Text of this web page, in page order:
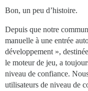
Bon, un peu d’histoire.
Depuis que notre
manuelle à une entrée
développement »,
le moteur de jeu, a
niveau de confiance.
utilisateurs de niveau de